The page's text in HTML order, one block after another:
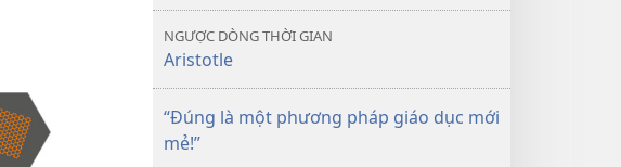
NGƯỢC DÒNG THỜI GIAN
Aristotle
“Đúng là một phương pháp giáo dục mới
mẻ!”